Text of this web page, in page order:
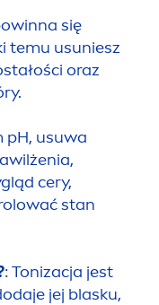
się
temu usuniesz
oraz
pH, usuwa
cery,
stan
: Tonizacja jest
jej blasku,